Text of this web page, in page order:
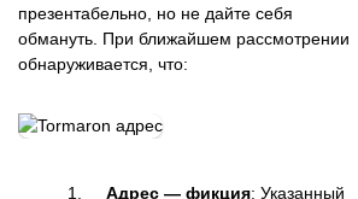
презентабельно, но не дайте себя
обмануть. При ближайшем рассмотрении
обнаруживается, что:
Адрес — фикция: Указанный